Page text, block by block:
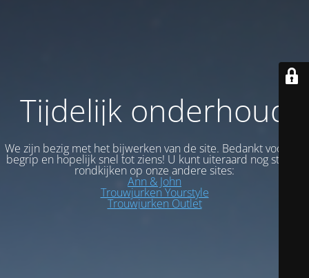
Tijdelijk onderhoud
We zijn bezig met het bijwerken van de site. Bedankt voor uw
begrip en hopelijk snel tot ziens! U kunt uiteraard nog steeds
rondkijken op onze andere sites:
Ann & John
Trouwjurken Yourstyle
Trouwjurken Outlet